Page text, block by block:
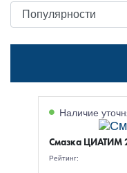
Наличие
Смазка ЦИАТИМ
Рейтинг: